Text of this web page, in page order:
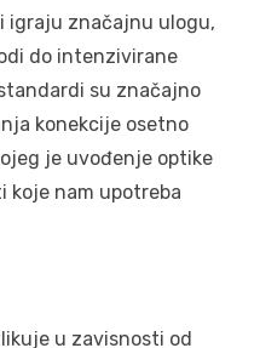
igraju značajnu ulogu,
do intenzivirane
su značajno
konekcije osetno
je uvođenje optike
koje nam upotreba
u zavisnosti od